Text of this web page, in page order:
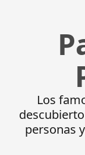
Los
personas